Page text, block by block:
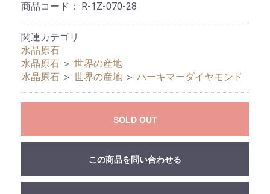
商品コード： R-1Z-070-28
関連カテゴリ
水晶原石
水晶原石 ＞ 世界の産地
水晶原石 ＞ 世界の産地 ＞ ハーキマーダイヤモンド
SOLD OUT
この商品を問い合わせる